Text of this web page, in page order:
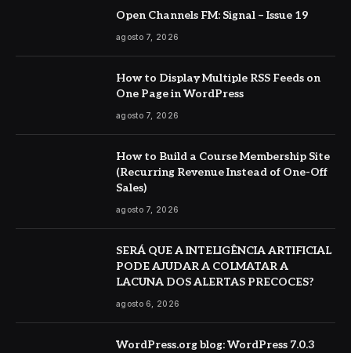
Open Channels FM: Signal – Issue 19
agosto 7, 2026
How to Display Multiple RSS Feeds on
One Page in WordPress
agosto 7, 2026
How to Build a Course Membership Site
(Recurring Revenue Instead of One-Off
Sales)
agosto 7, 2026
SERÁ QUE A INTELIGÊNCIA ARTIFICIAL
PODE AJUDAR A COLMATAR A
LACUNA DOS ALERTAS PRECOCES?
agosto 6, 2026
WordPress.org blog: WordPress 7.0.3